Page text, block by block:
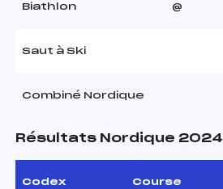
Biathlon @
Saut à Ski
Combiné Nordique
Résultats Nordique 2024
Codex Course